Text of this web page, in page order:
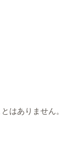
はありません。